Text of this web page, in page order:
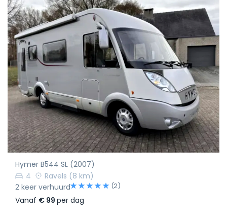
Hymer B544 SL (2007)
4
Ravels (8 km)
2 keer verhuurd
(2)
Vanaf € 99 per dag